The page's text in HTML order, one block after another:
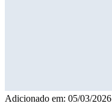
Adicionado em: 05/03/2026